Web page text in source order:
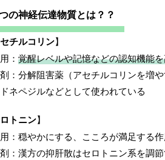
の神経伝達物質とは？？
チルコリン】
： 覚醒レベルや記憶などの認知機能
剤：分解阻害薬（アセチルコリンを増
ネペジルなどとして使われている
トニン】
用：穏やかにする、こころが満足する
剤：漢方の抑肝散はセロトニン系を調